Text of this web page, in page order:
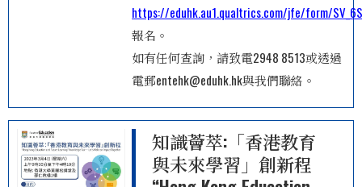
https://eduhk.au1.qualtrics.com/jfe/form/
報名。
如有任何查詢，請致電2948 8513或透過
電郵entehk@eduhk.hk與我們聯絡。
知識薈萃:「香港教育
與未來學習」創新程